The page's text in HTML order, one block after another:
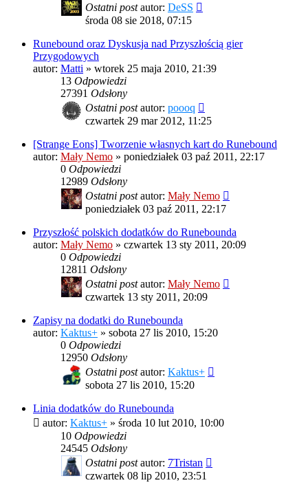
Ostatni postautor: DeSS
środa 08 sie 2018, 07:15
Runebound oraz Dyskusja nad Przyszłością gier
Przygodowych
autor: Matti » wtorek 25 maja 2010, 21:39
13 Odpowiedzi
27391 Odsłony
Ostatni postautor: poooq
czwartek 29 mar 2012, 11:25
[Strange Eons] Tworzenie własnych kart do Runebound
autor: Mały Nemo » poniedziałek 03 paź 2011, 22:17
0 Odpowiedzi
12989 Odsłony
Ostatni postautor: Mały Nemo
poniedziałek 03 paź 2011, 22:17
Przyszłość polskich dodatków do Runebounda
autor: Mały Nemo » czwartek 13 sty 2011, 20:09
0 Odpowiedzi
12811 Odsłony
Ostatni postautor: Mały Nemo
czwartek 13 sty 2011, 20:09
Zapisy na dodatki do Runebounda
autor: Kaktus+ » sobota 27 lis 2010, 15:20
0 Odpowiedzi
12950 Odsłony
Ostatni postautor: Kaktus+
sobota 27 lis 2010, 15:20
Linia dodatków do Runebounda
autor: Kaktus+ » środa 10 lut 2010, 10:00
10 Odpowiedzi
24545 Odsłony
Ostatni postautor: 7Tristan
czwartek 08 lip 2010, 23:51